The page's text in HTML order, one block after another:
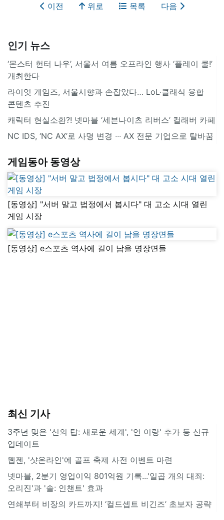
이전 위로 목록 다음
인기 뉴스
‘몬스터 헌터 나우’, 서울서 여름 오프라인 행사 ‘플레이 쿨!’
개최한다
라이엇 게임즈, 서울시향과 손잡았다… LoL·클래식 융합
콘텐츠 추진
캐릭터 현실소환?! 넷마블 ‘세븐나이츠 리버스’ 컬래버 카페
NC IDS, ‘NC AX’로 사명 변경 ∙∙∙ AX 전문 기업으로 탈바꿈
게임동아 동영상
[동영상] "서버 말고 법정에서 봅시다" 대 고소 시대 열린
게임 시장
[동영상] e스포츠 역사에 길이 남을 명장면들
최신 기사
3주년 맞은 '신의 탑: 새로운 세계', '연 이랑' 추가 등 신규
업데이트
웹젠, '샷온라인'에 골프 축제 사전 이벤트 마련
넷마블, 2분기 영업이익 801억원 기록...'일곱 개의 대죄:
오리진'과 '솔: 인챈트' 효과
연쇄부터 비장의 카드까지! ‘컬드셉트 비긴즈’ 초보자 공략